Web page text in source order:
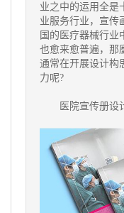
业之中的运用全是
业服务行业，宣传
国的医疗器械行业
也愈来愈普遍，那
通常在开展设计构
力呢?
医院宣传册设